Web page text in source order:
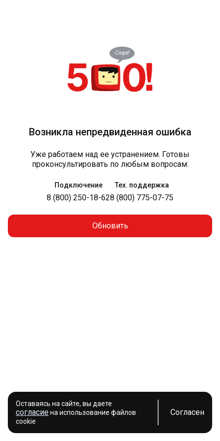
Возникла непредвиденная ошибка
Уже работаем над ее устранением. Готовы
проконсультировать по любым вопросам:
Подключение
8 (800) 250-18-62
Тех. поддержка
8 (800) 775-07-75
Обновить
Оставаясь на сайте, вы даете
согласиена использование файлов
cookie
Согласен